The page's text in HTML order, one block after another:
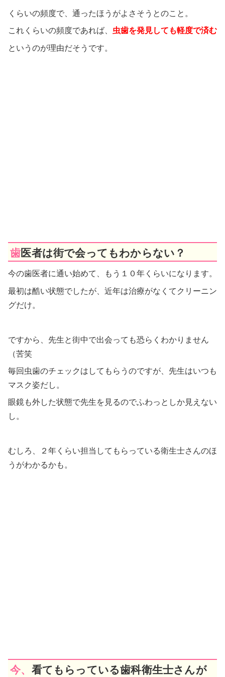
くらいの頻度で、通ったほうがよさそうとのこと。
これくらいの頻度であれば、 虫歯を発見しても軽度で済む
というのが理由だそうです。
歯医者は街で会ってもわからない？
今の歯医者に通い始めて、もう１０年くらいになります。
最初は酷い状態でしたが、近年は治療がなくてクリーニン
グだけ。
ですから、先生と街中で出会っても恐らくわかりません
（苦笑
毎回虫歯のチェックはしてもらうのですが、先生はいつも
マスク姿だし。
眼鏡も外した状態で先生を見るのでふわっとしか見えない
し。
むしろ、２年くらい担当してもらっている衛生士さんのほ
うがわかるかも。
今、看てもらっている歯科衛生士さんが